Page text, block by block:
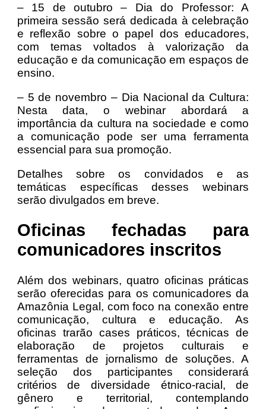
– 15 de outubro – Dia do Professor: A
primeira sessão será dedicada à celebração
e reflexão sobre o papel dos educadores,
com temas voltados à valorização da
educação e da comunicação em espaços de
ensino.
– 5 de novembro – Dia Nacional da Cultura:
Nesta data, o webinar abordará a
importância da cultura na sociedade e como
a comunicação pode ser uma ferramenta
essencial para sua promoção.
Detalhes sobre os convidados e as
temáticas específicas desses webinars
serão divulgados em breve.
Oficinas fechadas para
comunicadores inscritos
Além dos webinars, quatro oficinas práticas
serão oferecidas para os comunicadores da
Amazônia Legal, com foco na conexão entre
comunicação, cultura e educação. As
oficinas trarão cases práticos, técnicas de
elaboração de projetos culturais e
ferramentas de jornalismo de soluções. A
seleção dos participantes considerará
critérios de diversidade étnico-racial, de
gênero e territorial, contemplando